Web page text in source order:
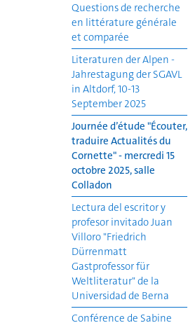
Questions de recherche
en littérature générale
et comparée
Literaturen der Alpen -
Jahrestagung der SGAVL
in Altdorf, 10-13
September 2025
Journée d’étude "Écouter,
traduire Actualités du
Cornette" - mercredi 15
octobre 2025, salle
Colladon
Lectura del escritor y
profesor invitado Juan
Villoro "Friedrich
Dürrenmatt
Gastprofessor für
Weltliteratur" de la
Universidad de Berna
Conférence de Sabine